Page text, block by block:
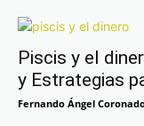
Piscis y el
y Estrategias
Fernando Ángel